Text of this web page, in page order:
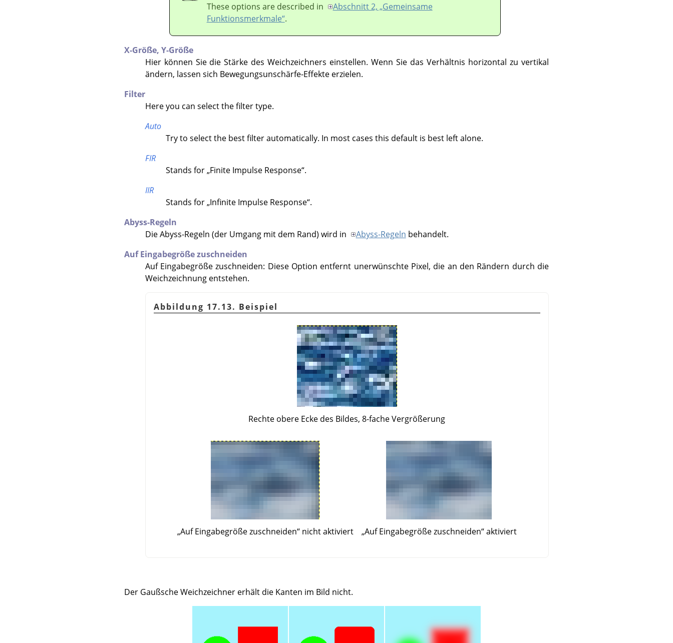
These options are described in
Abschnitt 2, „Gemeinsame
Funktionsmerkmale“.
X-Größe, Y-Größe
Hier können Sie die Stärke des Weichzeichners einstellen. Wenn Sie das Verhältnis horizontal zu vertikal
ändern, lassen sich Bewegungsunschärfe-Effekte erzielen.
Filter
Here you can select the filter type.
Auto
Try to select the best filter automatically. In most cases this default is best left alone.
FIR
Stands for„Finite Impulse Response“.
IIR
Stands for„Infinite Impulse Response“.
Abyss-Regeln
Die Abyss-Regeln (der Umgang mit dem Rand) wird in
Abyss-Regeln behandelt.
Auf Eingabegröße zuschneiden
Auf Eingabegröße zuschneiden: Diese Option entfernt unerwünschte Pixel, die an den Rändern durch die
Weichzeichnung entstehen.
Abbildung 17.13. Beispiel
Rechte obere Ecke des Bildes, 8-fache Vergrößerung
„Auf Eingabegröße zuschneiden“nicht aktiviert „Auf Eingabegröße zuschneiden“aktiviert
Der Gaußsche Weichzeichner erhält die Kanten im Bild nicht.